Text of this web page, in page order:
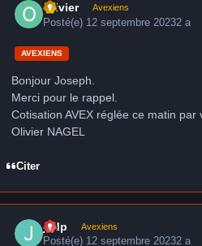
Olivier Avexiens
Posté(e) 12 septembre 20232 a
AVEXIENS
Bonjour Joseph.
Merci pour le rappel.
Cotisation AVEX réglée ce matin par
Olivier NAGEL
Citer
jcdp Avexiens
Posté(e) 12 septembre 20232 a